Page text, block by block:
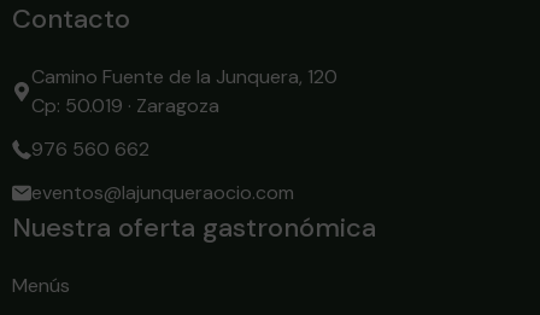
Contacto
Camino Fuente de la Junquera, 120
Cp: 50.019 · Zaragoza
976 560 662
eventos@lajunqueraocio.com
Nuestra oferta gastronómica
Menús